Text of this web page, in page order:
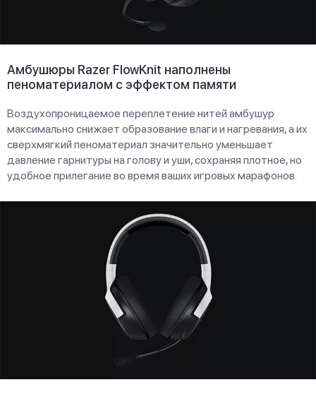
Амбушюры Razer FlowKnit наполнены
пеноматериалом с эффектом памяти
Воздухопроницаемое переплетение нитей амбушур
максимально снижает образование влаги и нагревания, а их
сверхмягкий пеноматериал значительно уменьшает
давление гарнитуры на голову и уши, сохраняя плотное, но
удобное прилегание во время ваших игровых марафонов.